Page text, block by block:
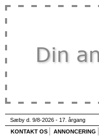
Sæby d. 9/8-2026 - 17. årgang
KONTAKT OS
ANNONCERING